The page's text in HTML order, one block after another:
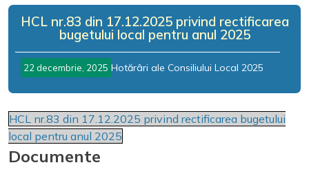
HCL nr.83 din 17.12.2025 privind rectificarea
bugetului local pentru anul 2025
22 decembrie, 2025 Hotărâri ale Consiliului Local 2025
HCL nr.83 din 17.12.2025 privind rectificarea bugetului
local pentru anul 2025
Documente